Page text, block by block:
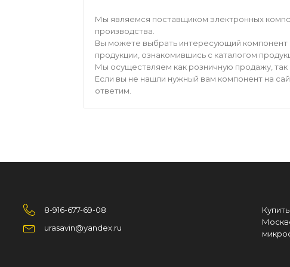
Мы являемся поставщиком электронных
производства.
Вы можете выбрать интересующий компонент
продукции, ознакомившись с каталогом
Мы осуществляем как розничную продажу, так
Если вы не нашли нужный вам компонент на
ответим.
8-916-677-69-08
urasavin@yandex.ru